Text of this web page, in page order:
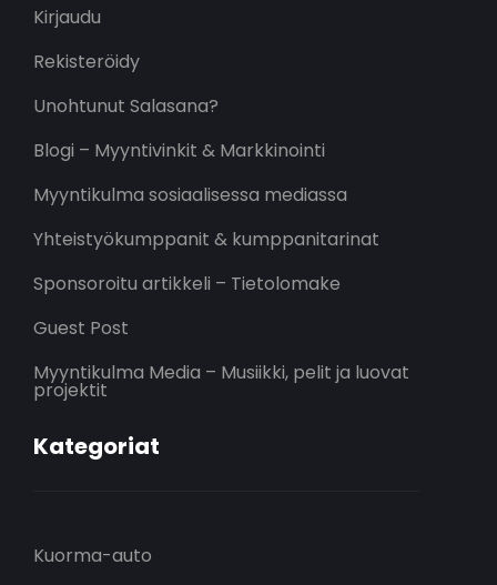
Kirjaudu
Rekisteröidy
Unohtunut Salasana?
Blogi – Myyntivinkit & Markkinointi
Myyntikulma sosiaalisessa mediassa
Yhteistyökumppanit & kumppanitarinat
Sponsoroitu artikkeli – Tietolomake
Guest Post
Myyntikulma Media – Musiikki, pelit ja luovat
projektit
Kategoriat
Kuorma-auto